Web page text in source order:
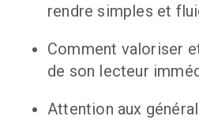
rendre simples et
Comment valoriser
de son lecteur
Attention aux